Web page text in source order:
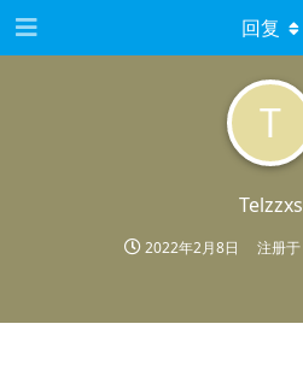
T
Telzzxs
2022年2月8日 注册于
回复